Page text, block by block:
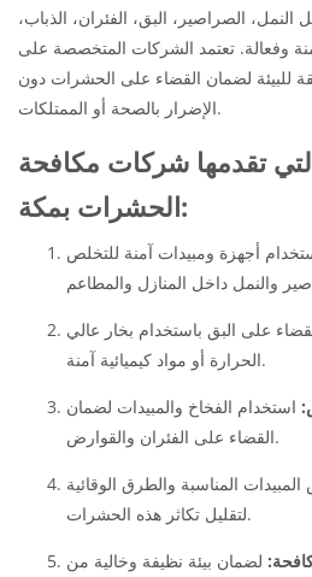
النمل، الصراصير، البق، الفئران، الذباب،
وفعالة. تعتمد الشركات المتخصصة على
للبيئة لضمان القضاء على الحشرات دون
الإضرار بالصحة أو الممتلكات.
تقدمها شركات مكافحة
الحشرات بمكة:
أجهزة ومبيدات آمنة للتخلص
على البق باستخدام بخار عالي
الحرارة أو مواد كيميائية آمنة.
استخدام الفخاخ والمبيدات لضمان
القضاء على الفئران والقوارض.
المناسبة والطرق الوقائية
لتقليل تكاثر هذه الحشرات.
لضمان بيئة نظيفة وخالية من